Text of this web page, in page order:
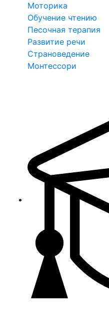
Моторика
Обучение чтению
Песочная терапия
Развитие речи
Страноведение
Монтессори